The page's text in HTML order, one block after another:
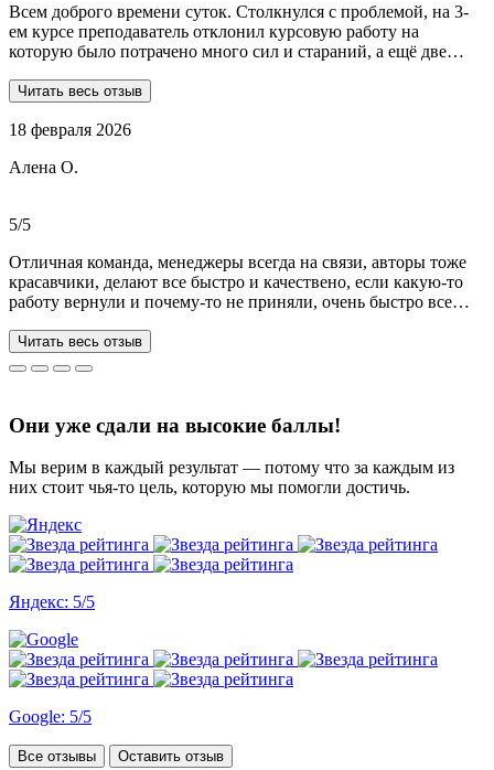
Всем доброго времени суток. Столкнулся с проблемой, на 3-
ем курсе преподаватель отклонил курсовую работу на
которую было потрачено много сил и стараний, а ещё две
обратился в Dist-help. Первый раз, были опасения и по срокам,
Ребята большие профессионалы, Алёна лучшая! Всё
Общение вызвало только позитивные эмоции. Все три работы
Читать весь отзыв
18 февраля 2026
Алена О.
5/5
Отличная команда, менеджеры всегда на связи, авторы тоже
красавчики, делают все быстро и качествено, если какую-то
работу вернули и почему-то не приняли, очень быстро все
за 3 недели, до последнего не верила, что такое возможно, но
все удалось. Спасибо, что вы есть))
Читать весь отзыв
Они уже сдали на высокие баллы!
Мы верим в каждый результат — потому что за каждым из
них стоит чья-то цель, которую мы помогли достичь.
Яндекс: 5/5
Google: 5/5
Все отзывы Оставить отзыв